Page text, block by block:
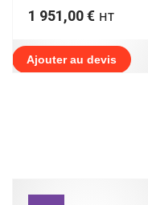
1 951,00€ HT
Ajouter au devis